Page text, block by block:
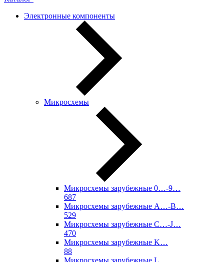
Электронные компоненты
Микросхемы
Микросхемы зарубежные 0…-9…
687
Микросхемы зарубежные A…-B…
529
Микросхемы зарубежные C…-J…
470
Микросхемы зарубежные K…
88
Микросхемы зарубежные L…